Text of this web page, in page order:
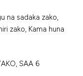
na sadaka zako,
zako, Kama huna
SAA 6